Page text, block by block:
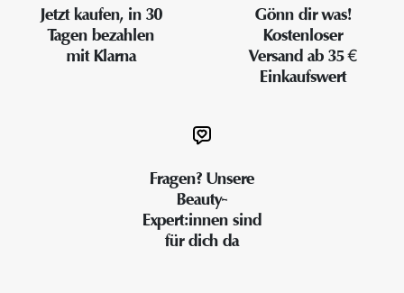
Jetzt kaufen, in 30
Tagen bezahlen
mit Klarna
Gönn dir was!
Kostenloser
Versand ab 35 €
Einkaufswert
Fragen? Unsere
Beauty-
Expert:innen sind
für dich da